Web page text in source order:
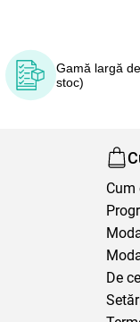
Gamă largă
stoc)
Cum
De